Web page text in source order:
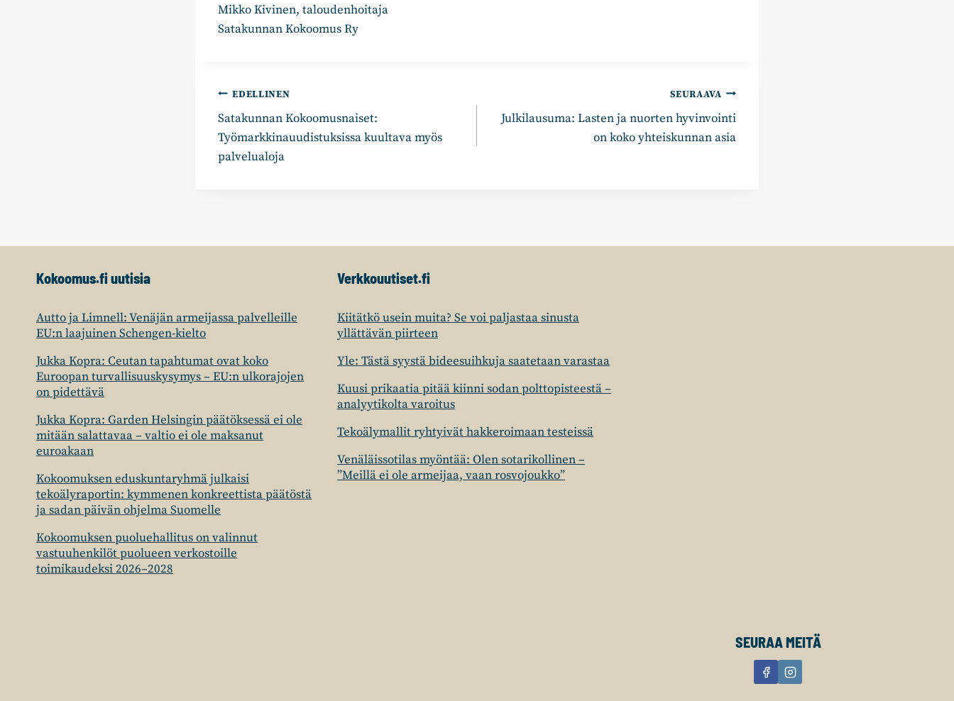
Mikko Kivinen, taloudenhoitaja
Satakunnan Kokoomus Ry
Artikkelien
selaus
EDELLINEN
Satakunnan Kokoomusnaiset:
Työmarkkinauudistuksissa kuultava myös
palvelualoja
SEURAAVA
Julkilausuma: Lasten ja nuorten hyvinvointi
on koko yhteiskunnan asia
Kokoomus.fi uutisia
Autto ja Limnell: Venäjän armeijassa palvelleille
EU:n laajuinen Schengen-kielto
Jukka Kopra: Ceutan tapahtumat ovat koko
Euroopan turvallisuuskysymys – EU:n ulkorajojen
on pidettävä
Jukka Kopra: Garden Helsingin päätöksessä ei ole
mitään salattavaa – valtio ei ole maksanut
euroakaan
Kokoomuksen eduskuntaryhmä julkaisi
tekoälyraportin: kymmenen konkreettista päätöstä
ja sadan päivän ohjelma Suomelle
Kokoomuksen puoluehallitus on valinnut
vastuuhenkilöt puolueen verkostoille
toimikaudeksi 2026–2028
Verkkouutiset.fi
Kiitätkö usein muita? Se voi paljastaa sinusta
yllättävän piirteen
Yle: Tästä syystä bideesuihkuja saatetaan varastaa
Kuusi prikaatia pitää kiinni sodan polttopisteestä –
analyytikolta varoitus
Tekoälymallit ryhtyivät hakkeroimaan testeissä
Venäläissotilas myöntää: Olen sotarikollinen –
”Meillä ei ole armeijaa, vaan rosvojoukko”
SEURAA MEITÄ